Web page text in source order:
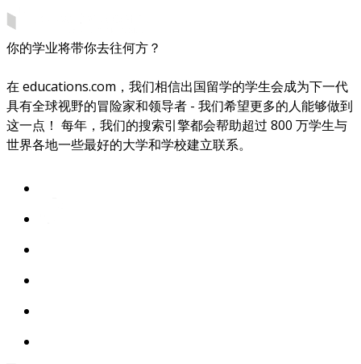
你的学业将带你去往何方？
在 educations.com，我们相信出国留学的学生会成为下一代
具有全球视野的冒险家和领导者 - 我们希望更多的人能够做到
这一点！ 每年，我们的搜索引擎都会帮助超过 800 万学生与
世界各地一些最好的大学和学校建立联系。